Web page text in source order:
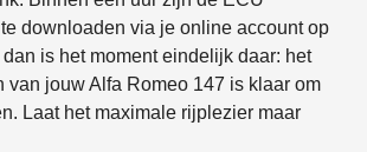
downloaden via je online account op
is het moment eindelijk daar: het
van jouw Alfa Romeo 147 is klaar om
Laat het maximale rijplezier maar